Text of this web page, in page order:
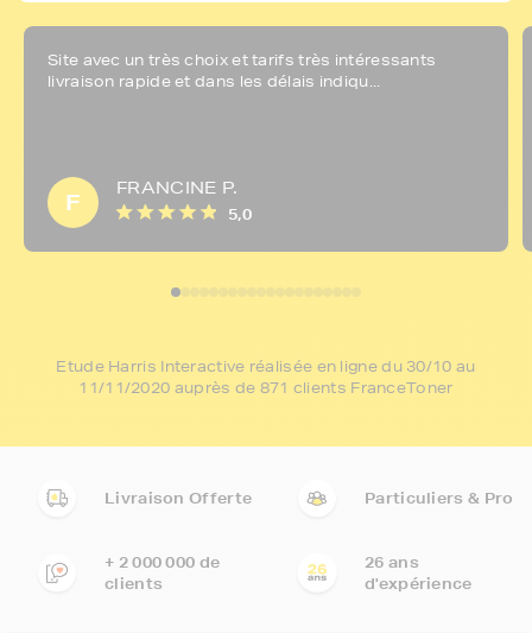
Site avec un très choix et tarifs très intéressants
livraison rapide et dans les délais indiqu...
F
FRANCINE P.
5,0
Etude Harris Interactive réalisée en ligne du 30/10 au
11/11/2020 auprès de 871 clients FranceToner
Livraison Offerte Particuliers & Pro
+ 2 000 000 de
clients
26 ans
d'expérience